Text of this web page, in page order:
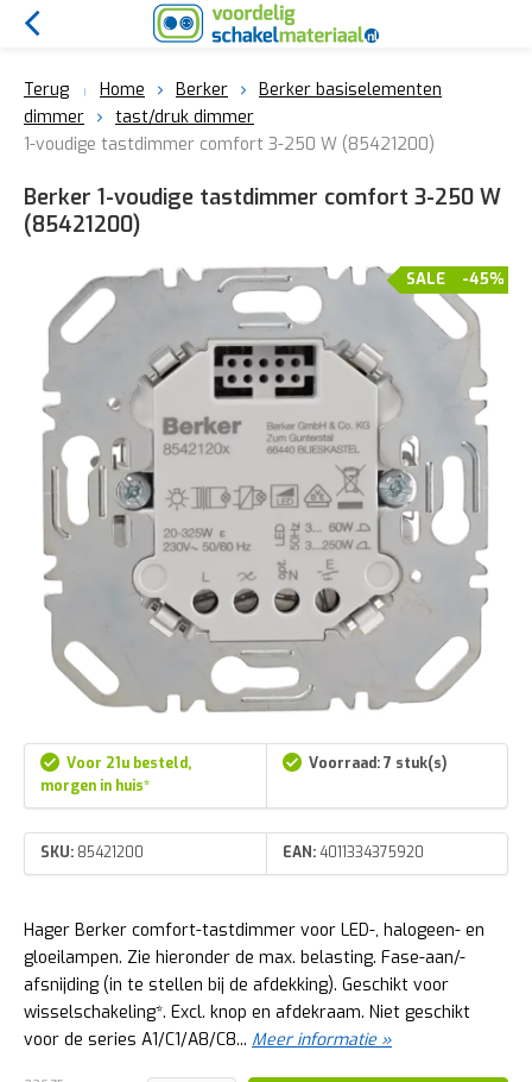
Terug Home Berker
Berker basiselementen
dimmer
tast/druk dimmer
1-voudige tastdimmer comfort 3-250 W (85421200)
Berker 1-voudige tastdimmer comfort 3-250 W
(85421200)
-45%
SALE
Voor 21u besteld,
morgen in huis*
Voorraad: 7 stuk(s)
SKU: 85421200 EAN:4011334375920
Hager Berker comfort-tastdimmer voor LED-, halogeen- en
gloeilampen. Zie hieronder de max. belasting. Fase-aan/-
afsnijding (in te stellen bij de afdekking). Geschikt voor
wisselschakeling*. Excl. knop en afdekraam. Niet geschikt
voor de series A1/C1/A8/C8... Meer informatie »